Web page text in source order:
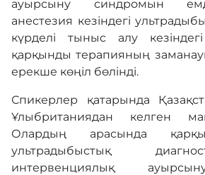
ауырсыну синдромын
анестезия кезіндегі
күрделі тыныс алу
қарқынды терапияның
ерекше көңіл бөлінді.
Спикерлер қатарында
Ұлыбританиядан келген
Олардың арасында
ультрадыбыстық
интервенциялық